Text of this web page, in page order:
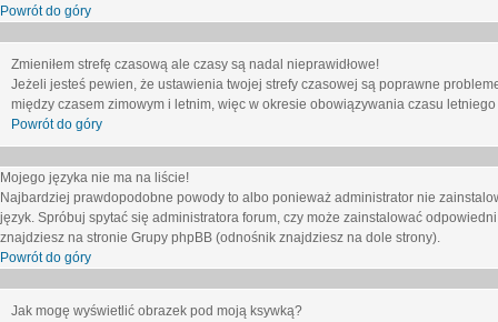
Powrót do góry
Zmieniłem strefę czasową ale czasy są nadal nieprawidłowe!
Jeżeli jesteś pewien, że ustawienia twojej strefy czasowej są poprawne
między czasem zimowym i letnim, więc w okresie obowiązywania czasu
Powrót do góry
Mojego języka nie ma na liście!
Najbardziej prawdopodobne powody to albo ponieważ administrator nie
język. Spróbuj spytać się administratora forum, czy może zainstalować
znajdziesz na stronie Grupy phpBB (odnośnik znajdziesz na dole strony).
Powrót do góry
Jak mogę wyświetlić obrazek pod moją ksywką?